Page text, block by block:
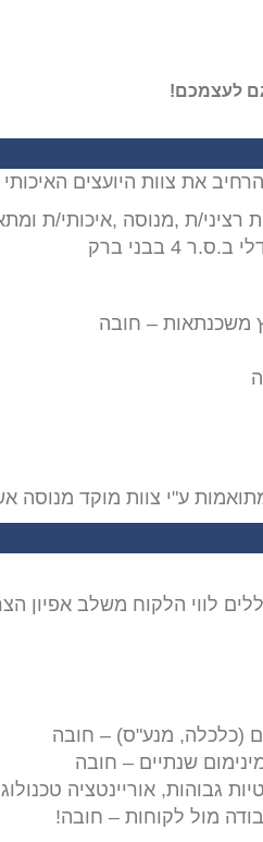
לעצמכם!
את צוות היועצים
בבני ברק
משכנתאות – חובה
לווי הלקוח משלב
(כלכלה, מנע"ס) – חובה
שנתיים – חובה
גבוהות, אוריינטציה
מול לקוחות – חובה!